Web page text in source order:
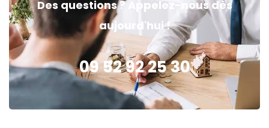
Des questions ? Appelez-nous dès
aujourd'hui !
09 52 92 25 30